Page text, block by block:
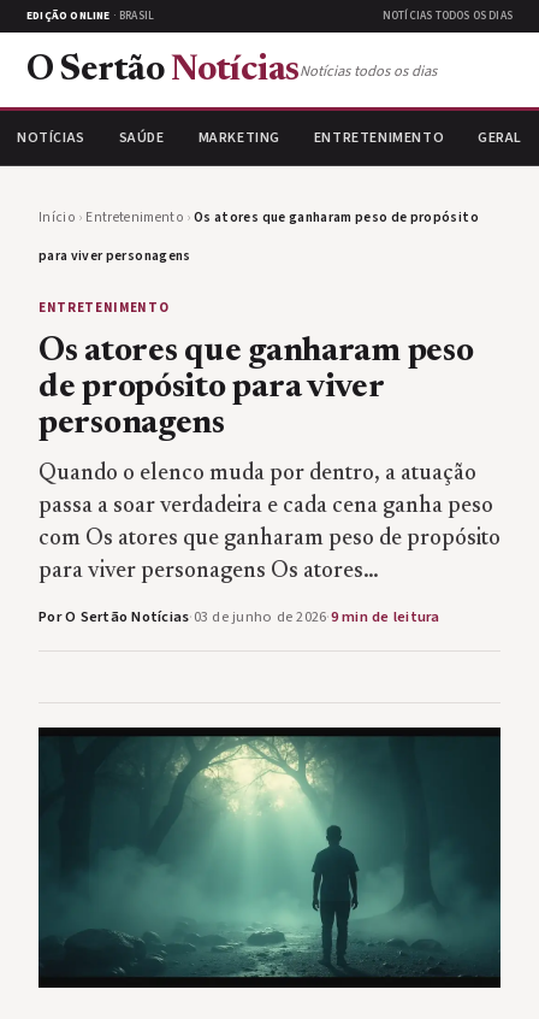
EDIÇÃO ONLINE · BRASIL NOTÍCIAS TODOS OS DIAS
O Sertão NotíciasNotícias todos os dias
NOTÍCIAS SAÚDE MARKETING ENTRETENIMENTO GERAL
Início › Entretenimento ›Os atores que ganharam peso de propósito
para viver personagens
ENTRETENIMENTO
Os atores que ganharam peso
de propósito para viver
personagens
Quando o elenco muda por dentro, a atuação
passa a soar verdadeira e cada cena ganha peso
com Os atores que ganharam peso de propósito
para viver personagens Os atores…
Por O Sertão Notícias·03 de junho de 2026·9 min de leitura